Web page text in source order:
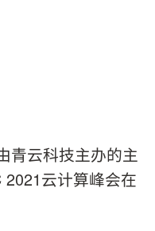
青云科技主办的主
2021云计算峰会在